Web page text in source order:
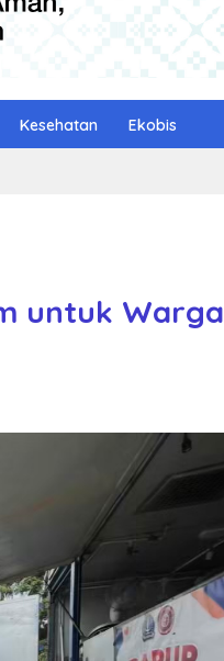
Kesehatan Ekobis
untuk Warga